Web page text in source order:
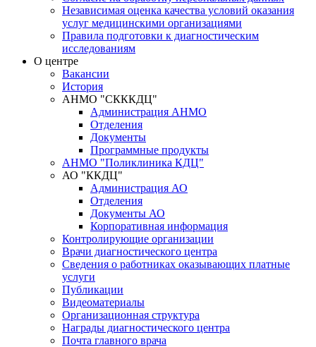
Независимая оценка качества условий оказания
услуг медицинскими организациями
Правила подготовки к диагностическим
исследованиям
О центре
Вакансии
История
АНМО "СКККДЦ"
Администрация АНМО
Отделения
Документы
Программные продукты
АНМО "Поликлиника КДЦ"
АО "ККДЦ"
Администрация АО
Отделения
Документы АО
Корпоративная информация
Контролирующие организации
Врачи диагностического центра
Сведения о работниках оказывающих платные
услуги
Публикации
Видеоматериалы
Организационная структура
Награды диагностического центра
Почта главного врача